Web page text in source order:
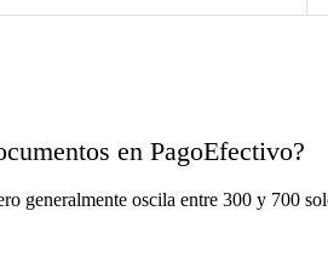
en PagoEfectivo?
generalmente oscila entre 300 y 700